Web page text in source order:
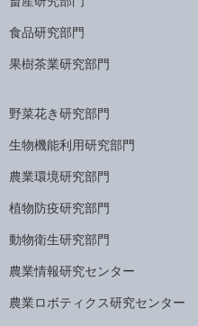
食品研究部門
果樹茶業研究部門
野菜花き研究部門
生物機能利用研究部門
農業環境研究部門
植物防疫研究部門
動物衛生研究部門
農業情報研究センター
農業ロボティクス研究センター